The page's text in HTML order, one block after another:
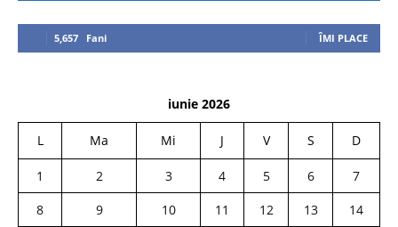
5,657 Fani ÎMI PLACE
iunie 2026
L Ma Mi J V S D
1 2 3 4 5 6
7
8
9 10 11 12 13
14